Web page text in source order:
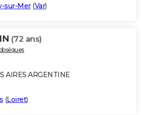
sur-Mer(Var)
(72 ans)
AIRES ARGENTINE
(Loiret)